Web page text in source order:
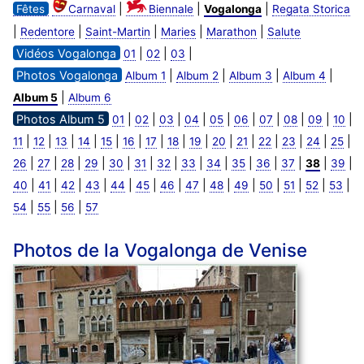
Fêtes Carnaval| Biennale| Vogalonga| Regata Storica
Redentore| Saint-Martin Maries| Marathon Salute
Vidéos Vogalonga 01 02 03
Photos Vogalonga
Album 1 Album 2 Album 3 Album 4
Album 5 Album 6
Photos Album 5 01 02 03 04 05| 06 07 08| 09 10
11 12 13 14 15| 16 17 18| 19 20 21 22 23 24 25|
26 27 28| 29 30 31 32 33 34 35| 36 37 38| 39
40 41 42 43 44 45| 46 47 48| 49 50 51 52 53
54 55| 56 57
Photos de la Vogalonga de Venise